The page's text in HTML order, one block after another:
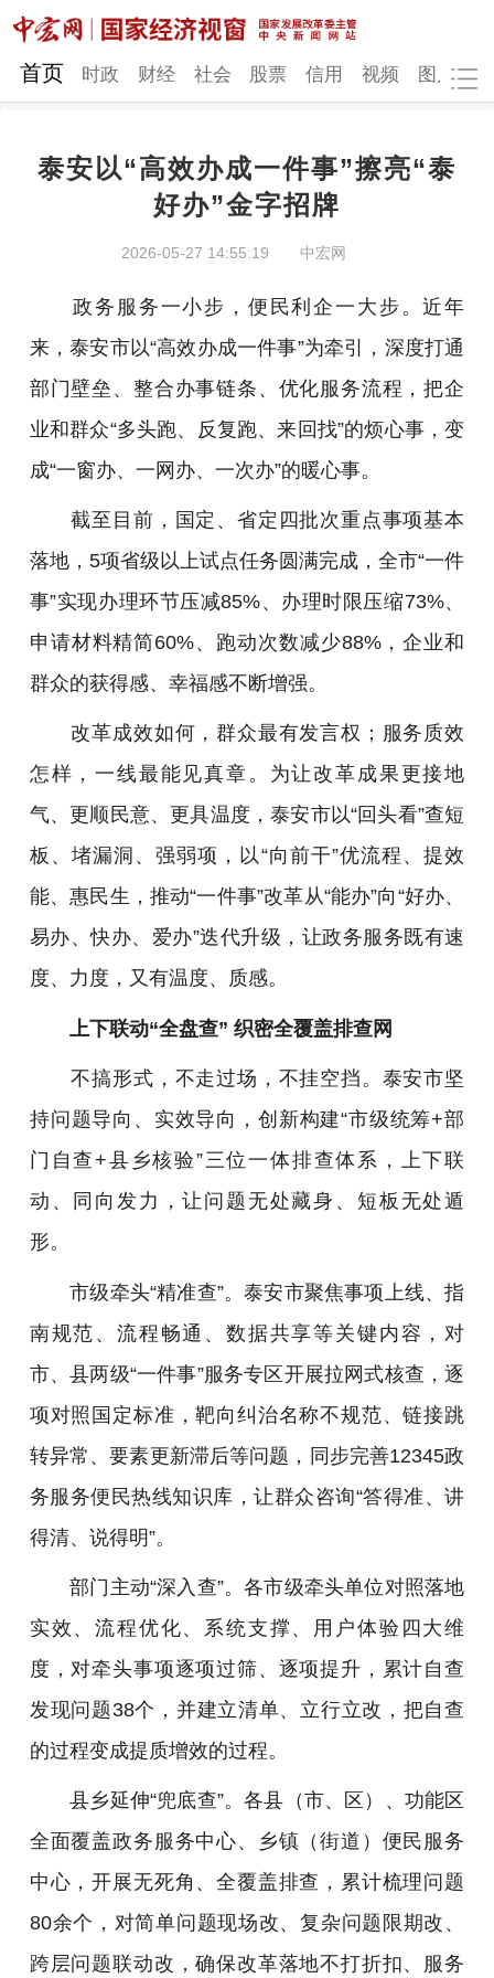
网站地图
财经 社会
图片
地方发展
首页 时政 财经 社会 股票 信用 视频 图片
泰安以“高效办成一件事”擦亮“泰
好办”金字招牌
2026-05-27 14:55:19 中宏网
政务服务一小步，便民利企一大步。近年
来，泰安市以“高效办成一件事”为牵引，深度打通
部门壁垒、整合办事链条、优化服务流程，把企
业和群众“多头跑、反复跑、来回找”的烦心事，变
成“一窗办、一网办、一次办”的暖心事。
截至目前，国定、省定四批次重点事项基本
落地，5项省级以上试点任务圆满完成，全市“一件
事”实现办理环节压减85%、办理时限压缩73%、
申请材料精简60%、跑动次数减少88%，企业和
群众的获得感、幸福感不断增强。
改革成效如何，群众最有发言权；服务质效
怎样，一线最能见真章。为让改革成果更接地
气、更顺民意、更具温度，泰安市以“回头看”查短
板、堵漏洞、强弱项，以“向前干”优流程、提效
能、惠民生，推动“一件事”改革从“能办”向“好办、
易办、快办、爱办”迭代升级，让政务服务既有速
度、力度，又有温度、质感。
上下联动“全盘查” 织密全覆盖排查网
不搞形式，不走过场，不挂空挡。泰安市坚
持问题导向、实效导向，创新构建“市级统筹+部
门自查+县乡核验”三位一体排查体系，上下联
动、同向发力，让问题无处藏身、短板无处遁
形。
市级牵头“精准查”。泰安市聚焦事项上线、指
南规范、流程畅通、数据共享等关键内容，对
市、县两级“一件事”服务专区开展拉网式核查，逐
项对照国定标准，靶向纠治名称不规范、链接跳
转异常、要素更新滞后等问题，同步完善12345政
务服务便民热线知识库，让群众咨询“答得准、讲
得清、说得明”。
部门主动“深入查”。各市级牵头单位对照落地
实效、流程优化、系统支撑、用户体验四大维
度，对牵头事项逐项过筛、逐项提升，累计自查
发现问题38个，并建立清单、立行立改，把自查
的过程变成提质增效的过程。
县乡延伸“兜底查”。各县（市、区）、功能区
全面覆盖政务服务中心、乡镇（街道）便民服务
中心，开展无死角、全覆盖排查，累计梳理问题
80余个，对简单问题现场改、复杂问题限期改、
跨层问题联动改，确保改革落地不打折扣、服务